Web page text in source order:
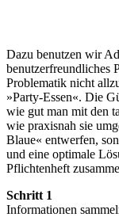
Dazu benutzen wir
benutzerfreundliches
Problematik nicht
»Party-Essen«. Die
wie gut man mit den
wie praxisnah sie
Blaue« entwerfen,
und eine optimale
Pflichtenheft
Schritt 1
Informationen